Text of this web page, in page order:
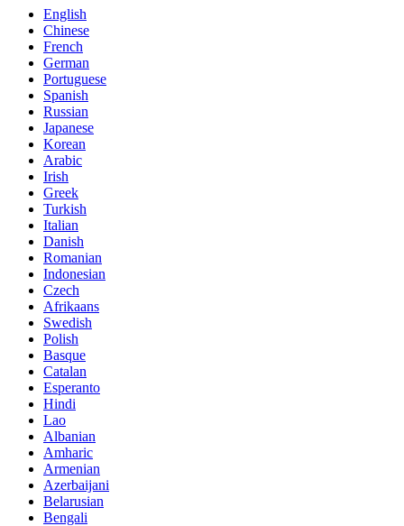
English
Chinese
French
German
Portuguese
Spanish
Russian
Japanese
Korean
Arabic
Irish
Greek
Turkish
Italian
Danish
Romanian
Indonesian
Czech
Afrikaans
Swedish
Polish
Basque
Catalan
Esperanto
Hindi
Lao
Albanian
Amharic
Armenian
Azerbaijani
Belarusian
Bengali